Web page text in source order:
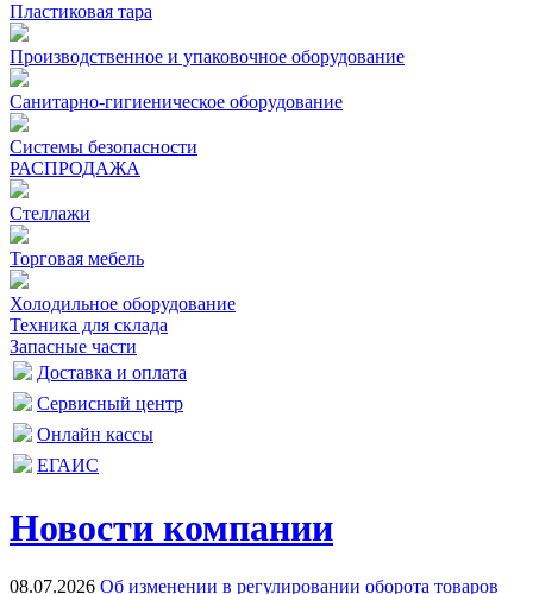
Пластиковая тара
Производственное и упаковочное оборудование
Санитарно-гигиеническое оборудование
Системы безопасности
РАСПРОДАЖА
Стеллажи
Торговая мебель
Холодильное оборудование
Техника для склада
Запасные части
Доставка и оплата
Сервисный центр
Онлайн кассы
ЕГАИС
Новости компании
08.07.2026 Об изменении в регулировании оборота товаров